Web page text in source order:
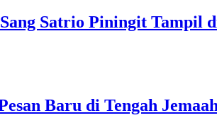
Satrio Piningit Tampil
Baru di Tengah